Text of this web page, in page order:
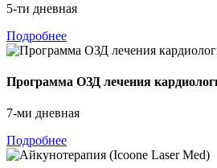
5-ти дневная
Подробнее
Программа ОЗД лечения
7-ми дневная
Подробнее